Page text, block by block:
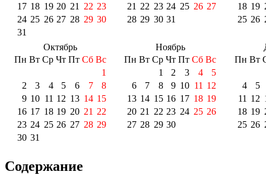
17 18 19 20 21 22 23
24 25 26 27 28 29 30
31
21 22 23 24 25 26 27
28 29 30 31
18 19
25 26
Октябрь
Пн Вт Ср Чт Пт Сб Вс
1
2
3 4 5 6 7
8
9 10 11 12 13 14 15
16 17 18 19 20 21 22
23 24 25 26 27 28 29
30 31
Ноябрь
Пн Вт Ср Чт Пт Сб Вс
1
2 3 4
5
6
7 8 9 10 11 12
13 14 15 16 17 18 19
20 21 22 23 24 25 26
27 28 29 30
Пн Вт
4
5
11 12
18 19
25 26
Содержание